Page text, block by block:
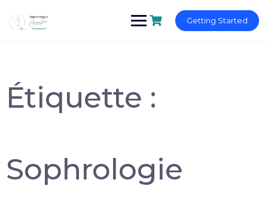
content
Getting Started
Étiquette :
Sophrologie